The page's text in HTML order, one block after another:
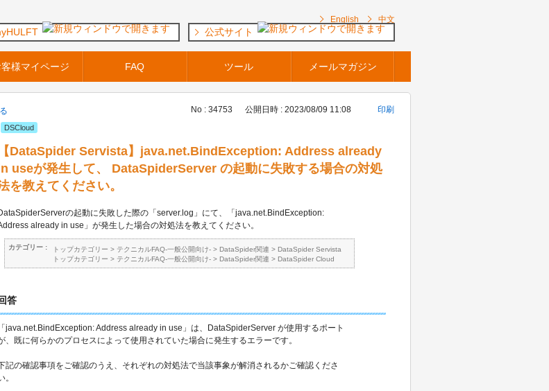
English 中文
客様マイページ FAQ ツール メールマガジン
公式サイト
No : 34753 公開日時 : 2023/08/09 11:08 印刷
DSCloud
【DataSpider Servista】java.net.BindException: Address already
useが発生して、 DataSpiderServer の起動に失敗する場合の対処
を教えてください。
の起動に失敗した際の「server.log」にて、「java.net.BindException:
already in use」が発生した場合の対処法を教えてください。
カテゴリー : トップカテゴリー > テクニカルFAQ-一般公開向け-> DataSpider関連 > DataSpider Servista
トップカテゴリー > テクニカルFAQ-一般公開向け-> DataSpider関連 > DataSpider Cloud
答
「java.net.BindException: Address already in use」は、DataSpiderServer が使用するポート
、既に何らかのプロセスによって使用されていた場合に発生するエラーです。
記の確認事項をご確認のうえ、それぞれの対処法で当該事象が解消されるかご確認くださ
。